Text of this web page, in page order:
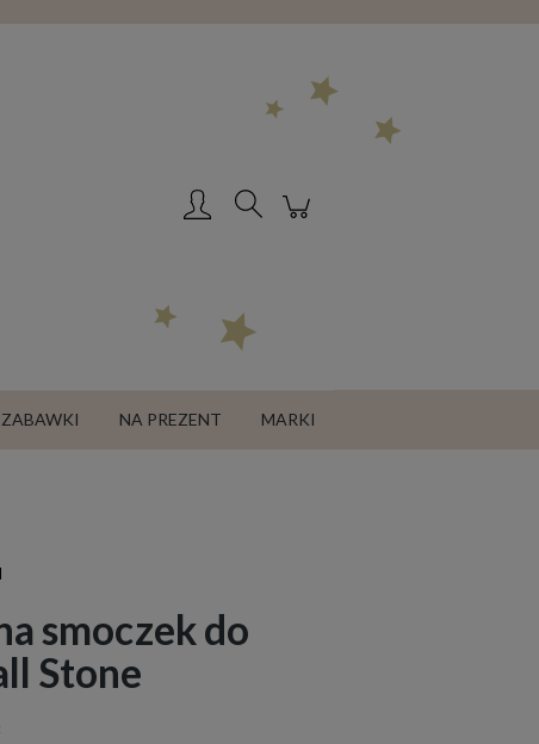
ZABAWKI NA PREZENT MARKI
smoczek do
Stone